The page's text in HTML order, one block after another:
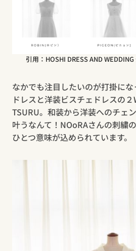
引用：HOSHI DRESS AND
なかでも注目したいのが打掛に
ドレスと洋装ビスチェドレスの２
TSURU。和装から洋装へのチェ
叶うなんて！NOoRAさんの刺繍
ひとつ意味が込められています。